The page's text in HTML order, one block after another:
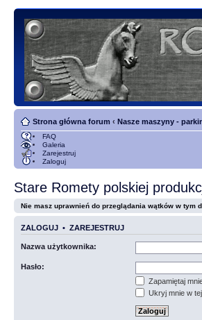
Strona główna forum ‹ Nasze maszyny -
FAQ
Galeria
Zarejestruj
Zaloguj
Stare Romety polskiej
Nie masz uprawnień do przeglądania wątków w tym
ZALOGUJ • ZAREJESTRUJ
Nazwa użytkownika:
Hasło:
Zapamiętaj
Ukryj mnie w